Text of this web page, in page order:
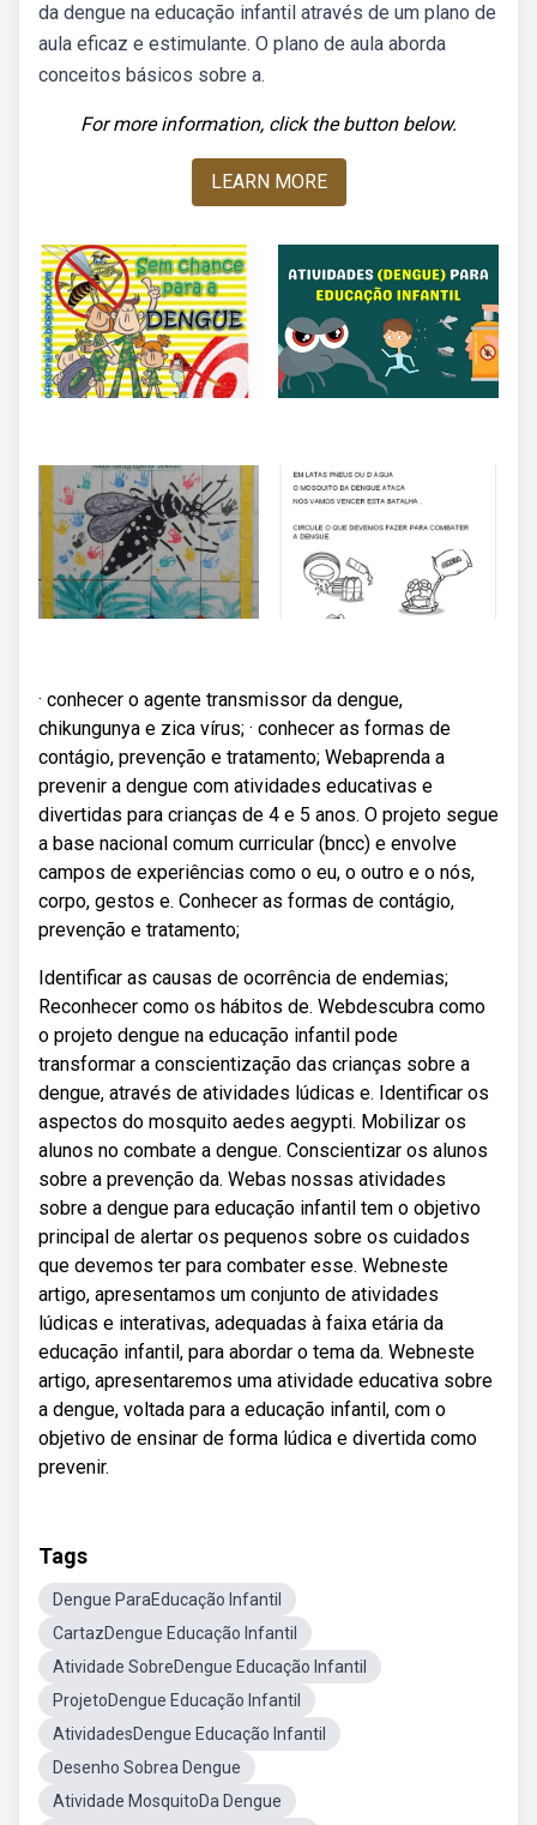
da dengue na educação infantil através de um plano de
aula eficaz e estimulante. O plano de aula aborda
conceitos básicos sobre a.
For more information, click the button below.
LEARN MORE
· conhecer o agente transmissor da dengue,
chikungunya e zica vírus; · conhecer as formas de
contágio, prevenção e tratamento; Webaprenda a
prevenir a dengue com atividades educativas e
divertidas para crianças de 4 e 5 anos. O projeto segue
a base nacional comum curricular (bncc) e envolve
campos de experiências como o eu, o outro e o nós,
corpo, gestos e. Conhecer as formas de contágio,
prevenção e tratamento;
Identificar as causas de ocorrência de endemias;
Reconhecer como os hábitos de. Webdescubra como
o projeto dengue na educação infantil pode
transformar a conscientização das crianças sobre a
dengue, através de atividades lúdicas e. Identificar os
aspectos do mosquito aedes aegypti. Mobilizar os
alunos no combate a dengue. Conscientizar os alunos
sobre a prevenção da. Webas nossas atividades
sobre a dengue para educação infantil tem o objetivo
principal de alertar os pequenos sobre os cuidados
que devemos ter para combater esse. Webneste
artigo, apresentamos um conjunto de atividades
lúdicas e interativas, adequadas à faixa etária da
educação infantil, para abordar o tema da. Webneste
artigo, apresentaremos uma atividade educativa sobre
a dengue, voltada para a educação infantil, com o
objetivo de ensinar de forma lúdica e divertida como
prevenir.
Tags
Dengue ParaEducação Infantil
CartazDengue Educação Infantil
Atividade SobreDengue Educação Infantil
ProjetoDengue Educação Infantil
AtividadesDengue Educação Infantil
Desenho Sobrea Dengue
Atividade MosquitoDa Dengue